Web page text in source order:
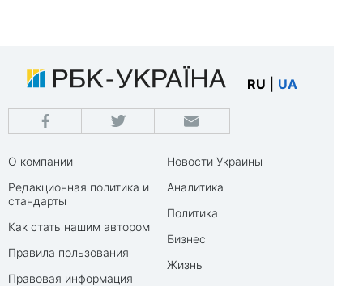
RU UA
О компании
Редакционная политика и
стандарты
Как стать нашим автором
Правила пользования
Правовая информация
Новости Украины
Аналитика
Политика
Бизнес
Жизнь